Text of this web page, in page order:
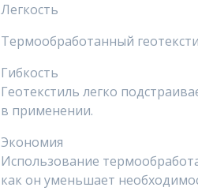
Легкость
Термообработанный
Гибкость
Геотекстиль легко
в применении.
Экономия
Использование
как он уменьшает